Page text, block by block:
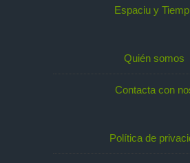
Espaciu y
Quién somos
Contacta con
Política de